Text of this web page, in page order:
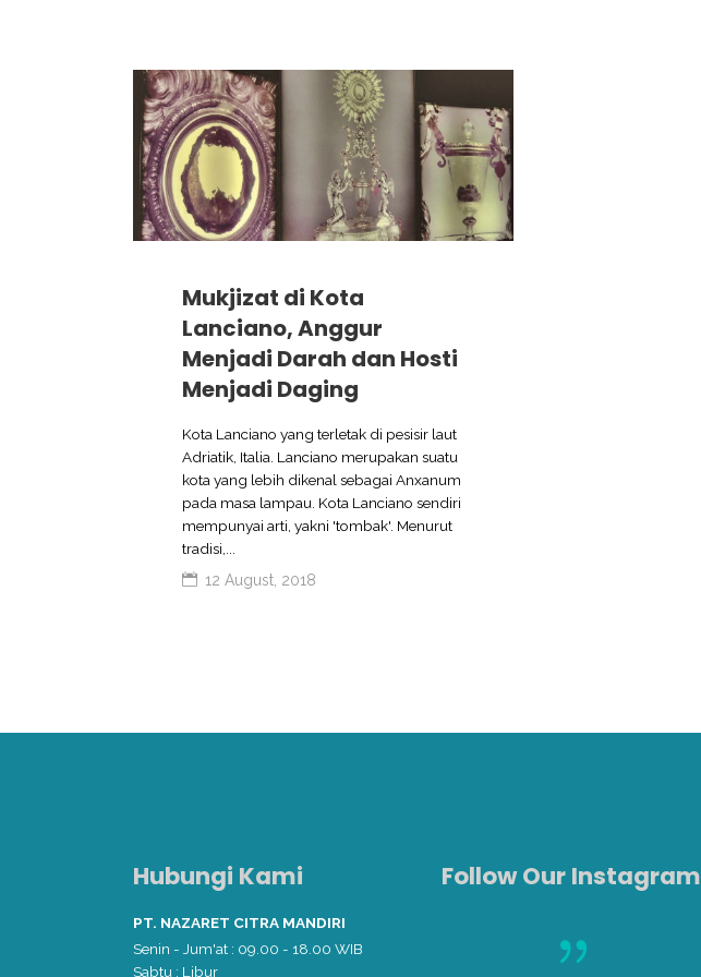
Mukjizat di Kota
Lanciano, Anggur
Menjadi Darah dan Hosti
Menjadi Daging
Kota Lanciano yang terletak di pesisir laut
Adriatik, Italia. Lanciano merupakan suatu
kota yang lebih dikenal sebagai Anxanum
pada masa lampau. Kota Lanciano sendiri
mempunyai arti, yakni 'tombak'. Menurut
tradisi,...
12 August, 2018
Hubungi Kami
PT. NAZARET CITRA MANDIRI
Senin - Jum'at : 09.00 - 18.00 WIB
Sabtu : Libur
Follow Our Instagram